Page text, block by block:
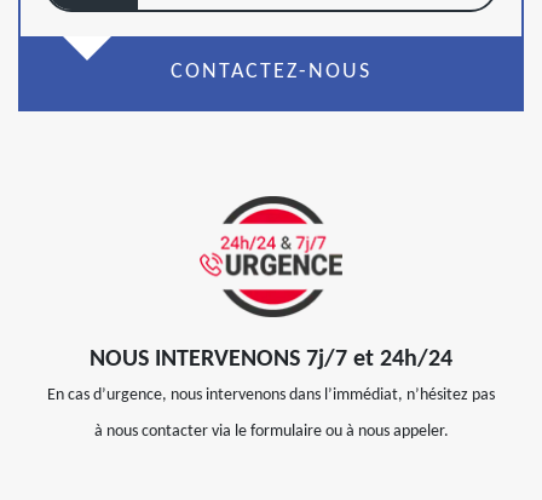
CONTACTEZ-NOUS
NOUS INTERVENONS 7j/7 et 24h/24
En cas d’urgence, nous intervenons dans l’immédiat, n’hésitez pas
à nous contacter via le formulaire ou à nous appeler.